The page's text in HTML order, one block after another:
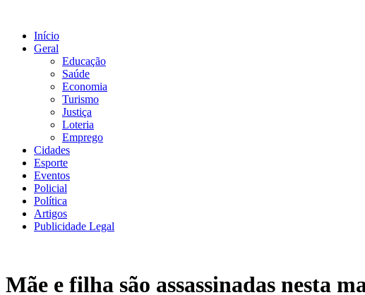
conteúdo
Início
Geral
Educação
Saúde
Economia
Turismo
Justiça
Loteria
Emprego
Cidades
Esporte
Eventos
Policial
Política
Artigos
Publicidade Legal
Mãe e filha são assassinadas nesta